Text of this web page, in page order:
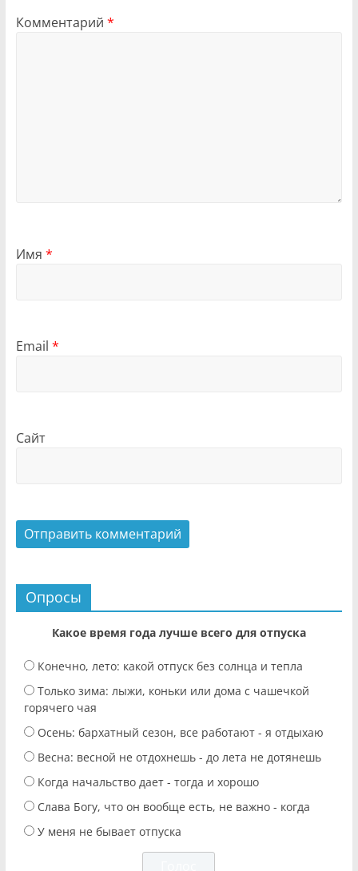
Комментарий *
Имя *
Email *
Сайт
Опросы
Какое время года лучше всего для отпуска
Конечно, лето: какой отпуск без солнца и тепла
Только зима: лыжи, коньки или дома с чашечкой
горячего чая
Осень: бархатный сезон, все работают - я отдыхаю
Весна: весной не отдохнешь - до лета не дотянешь
Когда начальство дает - тогда и хорошо
Слава Богу, что он вообще есть, не важно - когда
У меня не бывает отпуска